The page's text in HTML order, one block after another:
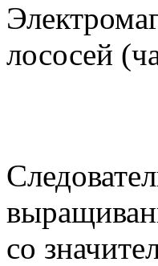
лососей
со